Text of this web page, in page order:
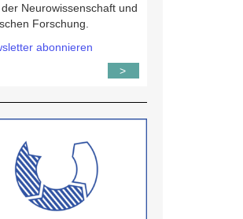
18
|
Ableitung
Neurowissenschaft und
Forschung.
abonnieren
>